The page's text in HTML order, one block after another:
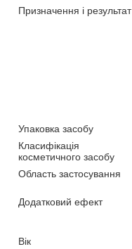
Призначення і результат
Упаковка засобу
Класифікація
косметичного засобу
Область застосування
Додатковий ефект
Вік